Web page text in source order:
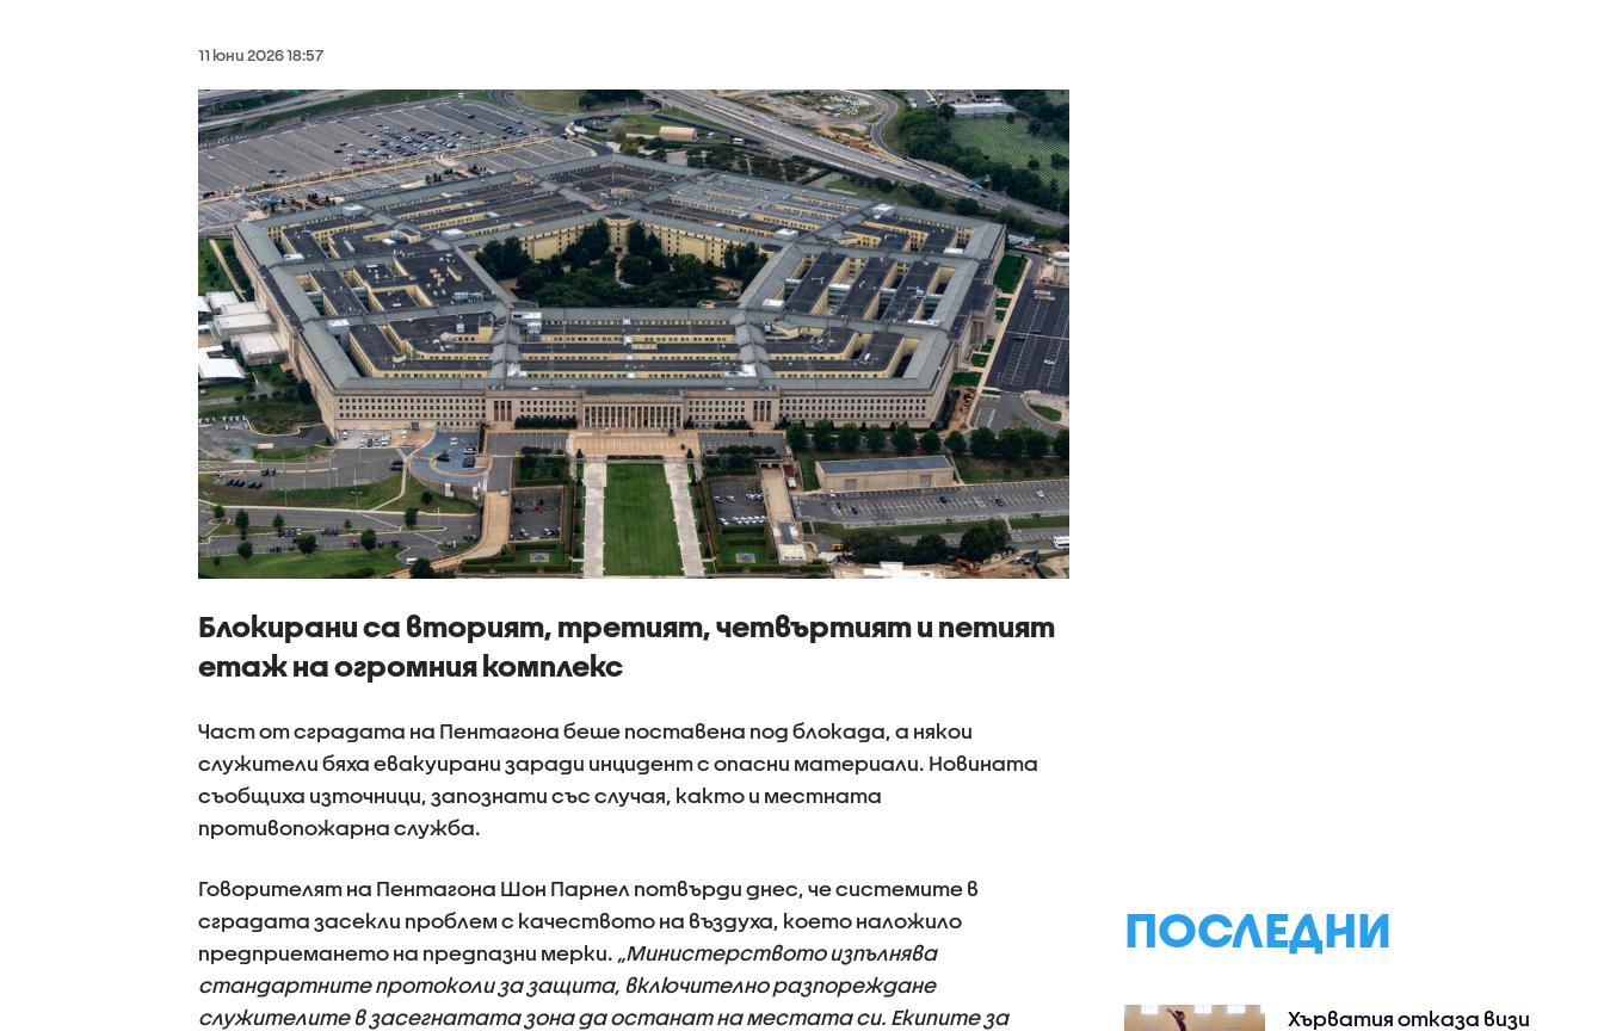
11 юни 2026 18:57
Блокирани са вторият, третият, четвъртият и петият
етаж на огромния комплекс
Част от сградата на Пентагона беше поставена под блокада, а някои
служители бяха евакуирани заради инцидент с опасни материали. Новината
съобщиха източници, запознати със случая, както и местната
противопожарна служба.
Говорителят на Пентагона Шон Парнел потвърди днес, че системите в
сградата засекли проблем с качеството на въздуха, което наложило
предприемането на предпазни мерки. „Министерството изпълнява
стандартните протоколи за защита, включително разпореждане
служителите в засегнатата зона да останат на местата си. Екипите за
ПОСЛЕДНИ
Хърватия отказа визи